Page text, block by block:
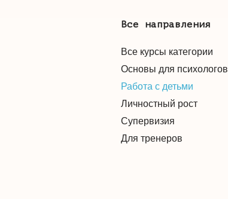
Все направления
Все курсы категории
Основы для психологов
Работа с детьми
Личностный рост
Супервизия
Для тренеров